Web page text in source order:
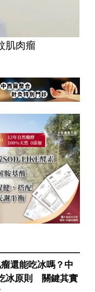
肌肉瘤
還能吃冰嗎？中
冰原則 關鍵其實